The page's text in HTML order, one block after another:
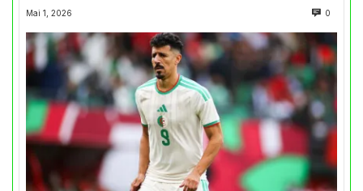
Mai 1, 2026 0